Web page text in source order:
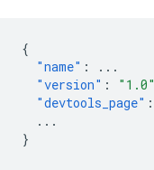
{
"name" :
...
"version" : "1.0"
"devtools_page" :
...
}